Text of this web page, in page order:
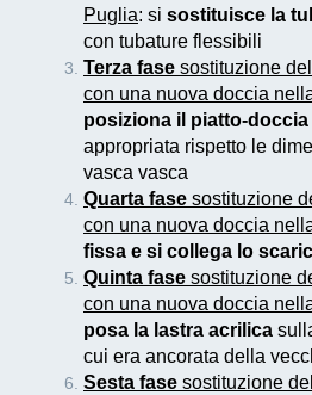
Puglia: si sostituisce la
con tubature flessibili
Terza fase sostituzione
con una nuova doccia
posiziona il piatto-doccia
appropriata rispetto le
vasca vasca
Quarta fase sostituzione
con una nuova doccia
fissa e si collega lo
Quinta fase sostituzione
con una nuova doccia
posa la lastra acrilica
cui era ancorata della
Sesta fase sostituzione